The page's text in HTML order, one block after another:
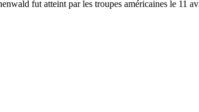
fut atteint par les troupes américaines le 11